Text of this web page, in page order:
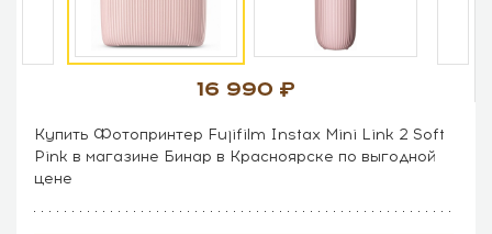
16 990
Купить Фотопринтер Fujifilm Instax Mini Link 2 Soft
Pink в магазине Бинар в Красноярске по выгодной
цене